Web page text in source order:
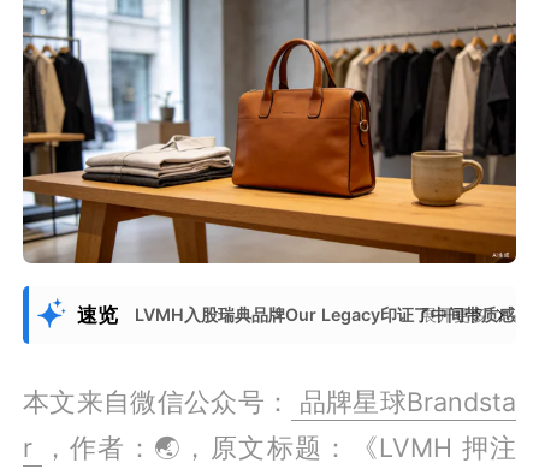
速览 LVMH入股瑞典品牌Our Legacy印证了中间带质感
展开更多
本文来自微信公众号：
品牌星球Brandsta
r
，作者：🌏，原文标题：《LVMH 押注